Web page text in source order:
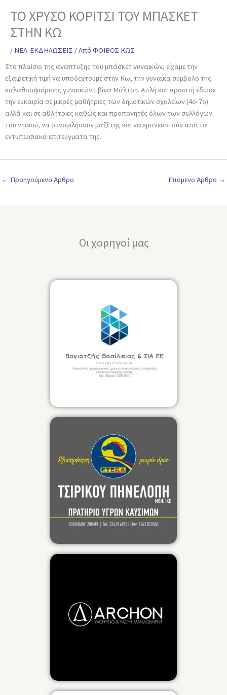
ΤΟ ΧΡΥΣΟ ΚΟΡΙΤΣΙ ΤΟΥ ΜΠΑΣΚΕΤ
ΣΤΗΝ ΚΩ
/ ΝΕΑ-ΕΚΔΗΛΩΣΕΙΣ / Από ΦΟΙΒΟΣ ΚΩΣ
Στο πλαίσιο της ανάπτυξης του μπάσκετ γυναικών, είχαμε την
εξαιρετική τιμή να υποδεχτούμε στην Κω, την γυναίκα σύμβολο της
καλαθοσφαίρισης γυναικών Εβίνα Μάλτση. Απλή και προσιτή έδωσε
την ευκαιρία σε μικρές μαθήτριες των δημοτικών σχολείων (4ο-7ο)
αλλά και σε αθλήτριες καθώς και προπονητές όλων των συλλόγων
του νησιού, να συνομιλήσουν μαζί της και να εμπνευστούν από τα
εντυπωσιακά επιτεύγματα της.
← Προηγούμενο Άρθρο Επόμενο Άρθρο →
Οι χορηγοί μας